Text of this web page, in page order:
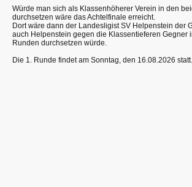
Würde man sich als Klassenhöherer Verein in den
durchsetzen wäre das Achtelfinale erreicht.
Dort wäre dann der Landesligist SV Helpenstein der
auch Helpenstein gegen die Klassentieferen Gegner
Runden durchsetzen würde.
Die 1. Runde findet am Sonntag, den 16.08.2026 statt.